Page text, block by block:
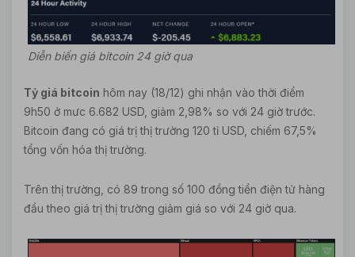
Diễn biến giá bitcoin 24 giờ qua
Tỷ giá bitcoin hôm nay (18/12) ghi nhận vào thời điểm
9h50 ở mưc 6.682 USD, giảm 2,98% so với 24 giờ trước.
Bitcoin đang có giá trị thị trường 120 tỉ USD, chiếm 67,5%
tổng vốn hóa thị trường.
Trên thị trường, có 89 trong số 100 đồng tiền điện tử hàng
đầu theo giá trị thị trường giảm giá so với 24 giờ qua.